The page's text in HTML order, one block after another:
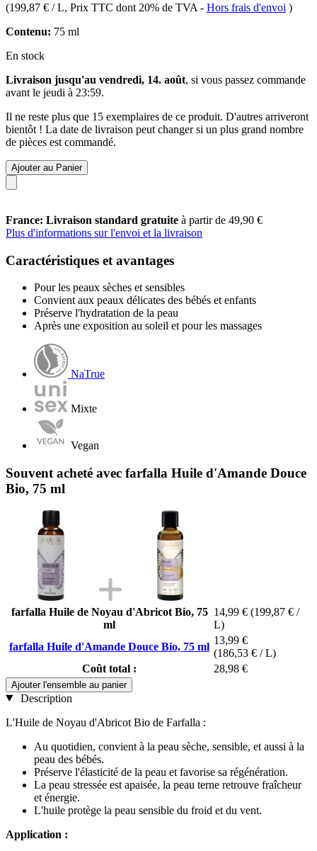
(199,87 € / L, Prix TTC dont 20% de TVA - Hors frais d'envoi )
Contenu: 75 ml
En stock
Livraison jusqu'au vendredi, 14. août, si vous passez commande
avant le jeudi à 23:59.
Il ne reste plus que 15 exemplaires de ce produit. D'autres arriveront
bientôt ! La date de livraison peut changer si un plus grand nombre
de pièces est commandé.
Ajouter au Panier
France: Livraison standard gratuite à partir de 49,90 €
Plus d'informations sur l'envoi et la livraison
Caractéristiques et avantages
Pour les peaux sèches et sensibles
Convient aux peaux délicates des bébés et enfants
Préserve l'hydratation de la peau
Après une exposition au soleil et pour les massages
NaTrue
Mixte
Vegan
Souvent acheté avec farfalla Huile d'Amande Douce
Bio, 75 ml
farfalla Huile de Noyau d'Abricot Bio, 75
ml
14,99 € (199,87 € /
L)
farfalla Huile d'Amande Douce Bio, 75 ml
13,99 €
(186,53 € / L)
Coût total :
28,98 €
Ajouter l'ensemble au panier
Description
L'Huile de Noyau d'Abricot Bio de Farfalla :
Au quotidien, convient à la peau sèche, sensible, et aussi à la
peau des bébés.
Préserve l'élasticité de la peau et favorise sa régénération.
La peau stressée est apaisée, la peau terne retrouve fraîcheur
et énergie.
L'huile protège la peau sensible du froid et du vent.
Application :